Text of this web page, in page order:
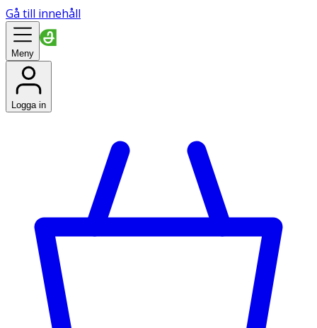
Gå till innehåll
Meny
Logga in